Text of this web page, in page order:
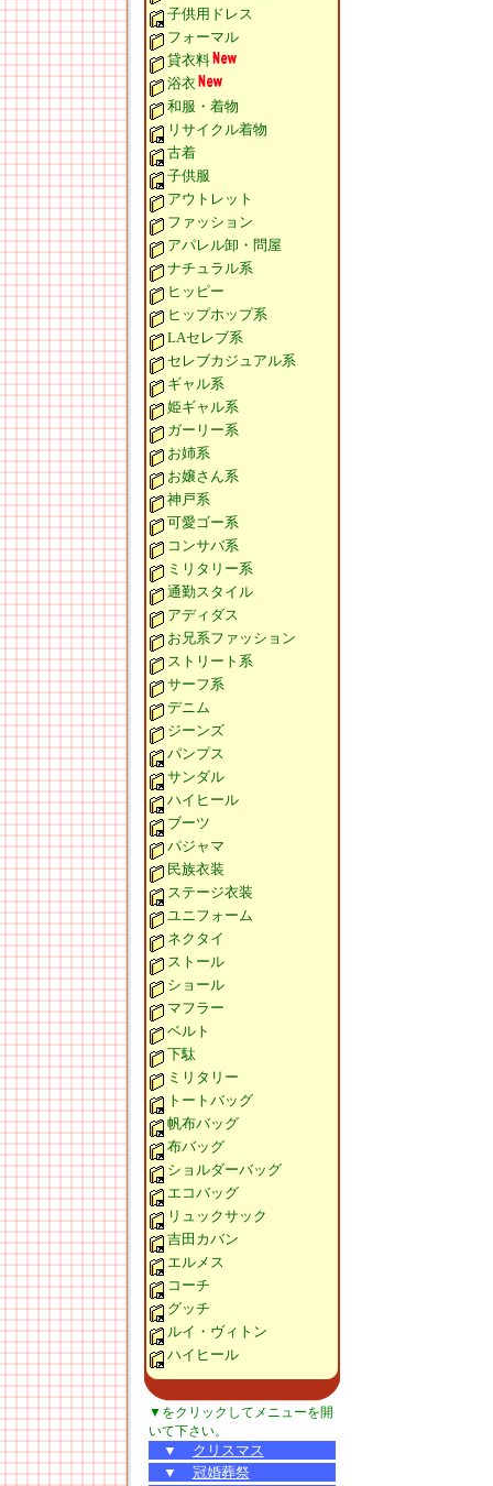
子供用ドレス
フォーマル
貸衣料
浴衣
和服・着物
リサイクル着物
古着
子供服
アウトレット
ファッション
アパレル卸・問屋
ナチュラル系
ヒッピー
ヒップホップ系
LAセレブ系
セレブカジュアル系
ギャル系
姫ギャル系
ガーリー系
お姉系
お嬢さん系
神戸系
可愛ゴー系
コンサバ系
ミリタリー系
通勤スタイル
アディダス
お兄系ファッション
ストリート系
サーフ系
デニム
ジーンズ
パンプス
サンダル
ハイヒール
ブーツ
パジャマ
民族衣装
ステージ衣装
ユニフォーム
ネクタイ
ストール
ショール
マフラー
ベルト
下駄
ミリタリー
トートバッグ
帆布バッグ
布バッグ
ショルダーバッグ
エコバッグ
リュックサック
吉田カバン
エルメス
コーチ
グッチ
ルイ・ヴィトン
ハイヒール
▼をクリックしてメニューを開
いて下さい。
▼
クリスマス
▼
冠婚葬祭